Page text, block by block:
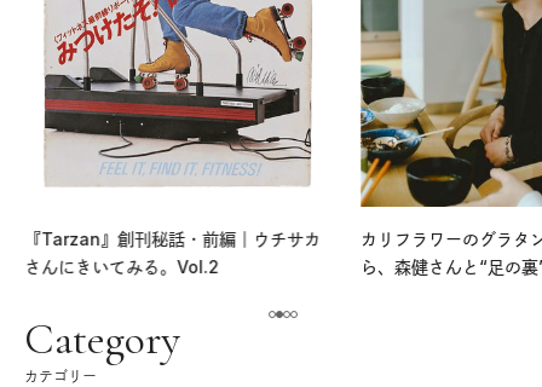
『Tarzan』創刊秘話・前編｜ウチサカ
さんにきいてみる。Vol.2
カリフラワーのグラタ
ら、森健さんと“足の
Category
カテゴリー